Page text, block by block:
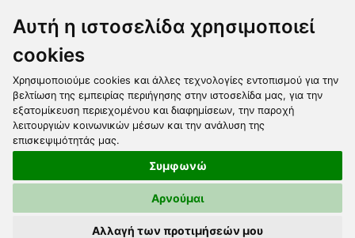
Αυτή η ιστοσελίδα χρησιμοποιεί
cookies
Χρησιμοποιούμε cookies και άλλες τεχνολογίες εντοπισμού για την
βελτίωση της εμπειρίας περιήγησης στην ιστοσελίδα μας, για την
εξατομίκευση περιεχομένου και διαφημίσεων, την παροχή
λειτουργιών κοινωνικών μέσων και την ανάλυση της
επισκεψιμότητάς μας.
Συμφωνώ
Αρνούμαι
Αλλαγή των προτιμήσεών μου